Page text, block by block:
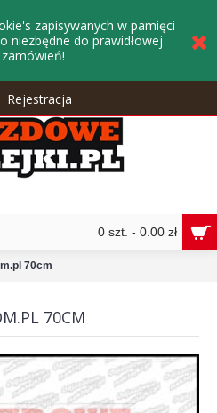
zapisywanych w pamięci
niezbędne do prawidłowej
Rejestracja
0 szt. - 0.00 zł
70cm
70CM